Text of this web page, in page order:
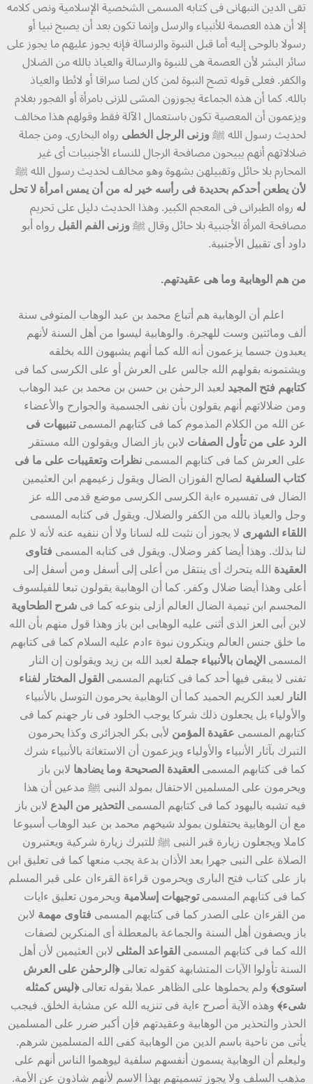
تقى الدين النبهانى فى كتابه المسمى الشخصية الإسلامية ونص كلامه
إلا أن هذه العصمة للأنبياء والرسل وإنما تكون بعد أن يصبح نبيا أو
رسولا بالوحى إليه أما قبل النبوة والرسالة فإنه يجوز عليهم ما يجوز على
سائر البشر لأن العصمة هى للنبوة والرسالة والعياذ بالله من الضلال
والكفر. فعلى قوله تصح النبوة لمن كان لصا سراقا أو لائطا والعياذ
بالله. كما أن هذه الجماعة يجوزون المشى للزنى بامرأة أو الفجور بغلام
ويزعمون أن المعصية تكون باستعمال الآلة فقط وقولهم هذا مخالف
لحديث رسول الله ﷺ وزنى الرجل الخطى رواه البخارى. ومن جملة
ضلالاتهم أنهم يبيحون مصافحة الرجال للنساء الأجنبيات أى غير
المحارم بلا حائل وتقبيلهن بشهوة وهو مخالف لحديث رسول الله ﷺ
لأن يطعن أحدكم بحديدة فى رأسه خير له من أن يمس امرأة لا تحل
له رواه الطبرانى فى المعجم الكبير. وهذا الحديث دليل على تحريم
مصافحة المرأة الأجنبية بلا حائل وقال ﷺ وزنى الفم القبل رواه أبو
داود أى تقبيل الأجنبية.
من هم الوهابية وما هى عقيدتهم.
اعلم أن الوهابية هم أتباع محمد بن عبد الوهاب المتوفى سنة
ألف ومائتين وست للهجرة. والوهابية ليسوا من أهل السنة لأنهم
يعبدون جسما يزعمون أنه الله كما أنهم يشبهون الله بخلقه
ويشتمونه بقولهم الله جالس على العرش أو على الكرسى كما فى
كتابهم فتح المجيد لعبد الرحمٰن بن حسن بن محمد بن عبد الوهاب
ومن ضلالاتهم أنهم يقولون بأن نفى الجسمية والجوارح والأعضاء
عن الله من الكلام المذموم كما فى كتابهم المسمىتنبيهات فى
الرد على من تأول الصفات لابن باز الضال ويقولون الله مستقر
على العرش كما فى كتابهم المسمى نظرات وتعقيبات على ما فى
كتاب السلفية لصالح الفوزان الضال ويقول زعيمهم ابن العثيمين
الضال فى تفسيره ءاية الكرسى الكرسى موضع قدمى الله عز
وجل والعياذ بالله من الكفر والضلال. ويقول فى كتابه المسمى
اللقاء الشهرى لا يجوز أن نثبت لله لسانا ولا أن ننفيه عنه لأنه لا علم
لنا بذلك. وهذا أيضا كفر وضلال. ويقول فى كتابه المسمى فتاوى
العقيدة الله يتحرك أى ينتقل من أعلى إلى أسفل ومن أسفل إلى
أعلى وهذا أيضا ضلال وكفر. كما أن الوهابية يقولون تبعا للفيلسوف
المجسم ابن تيمية الضال العالم أزلى بنوعه كما فى شرح الطحاوية
لابن أبى العز الذى أثنى عليه الوهابى ابن باز وهذا قول منهم بأن الله
ما خلق جنس العالم وينكرون نبوة ءادم عليه السلام كما فى كتابهم
المسمى الإيمان بالأنبياء جملة لعبد الله بن زيد ويقولون إن النار
تفنى لا يبقى فيها أحد كما فى كتابهم المسمى القول المختار لفناء
النار لعبد الكريم الحميد كما أن الوهابية يحرمون التوسل بالأنبياء
والأولياء بل يجعلون ذلك شركا يوجب الخلود فى نار جهنم كما فى
كتابهم المسمى عقيدة المؤمن لأبى بكر الجزائرى وكذا يحرمون
التبرك بآثار الأنبياء والأولياء ويزعمون أن الاستغاثة بالأنبياء شرك
كما فى كتابهم المسمى العقيدة الصحيحة وما يضادها لابن باز
ويحرمون على المسلمين الاحتفال بمولد النبى ﷺ مدعين أن هذا
فيه تشبه باليهود كما فى كتابهم المسمى التحذير من البدع لابن باز
مع أن الوهابية يحتفلون بمولد شيخهم محمد بن عبد الوهاب أسبوعا
كاملا ويجعلون زيارة قبر النبى ﷺ للتبرك زيارة شركية ويعتبرون
الصلاة على النبى جهرا بعد الأذان بدعة يجب منعها كما فى تعليق ابن
باز على كتاب فتح البارى ويحرمون قراءة القرءان على قبر المسلم
كما فى كتابهم المسمىتوجيهات إسلامية ويحرمون تعليق ءايات
من القرءان على الصدر كما فى كتابهم المسمى فتاوى مهمة لابن
باز ويصفون أهل السنة والجماعة بالمعطلة أى المنكرين لصفات
الله كما فى كتابهم المسمى القواعد المثلى لابن العثيمين لأن أهل
السنة تأولوا الآيات المتشابهة كقوله تعالى﴿الرحمٰن على العرش
استوى﴾ ولم يحملوها على الظاهر عملا بقوله تعالى﴿ليس كمثله
شىء﴾ وهذه الآية أصرح ءاية فى تنزيه الله عن مشابة الخلق. فيجب
الحذر والتحذير من الوهابية وعقيدتهم فإن أكبر ضرر على المسلمين
يأتى من ناحية باسم الدين من الوهابية كفى الله المسلمين شرهم.
وليعلم أن الوهابية يسمون أنفسهم سلفية ليوهموا الناس أنهم على
مذهب السلف ولا يجوز تسميتهم بهذا الاسم لأنهم شاذون عن الأمة.